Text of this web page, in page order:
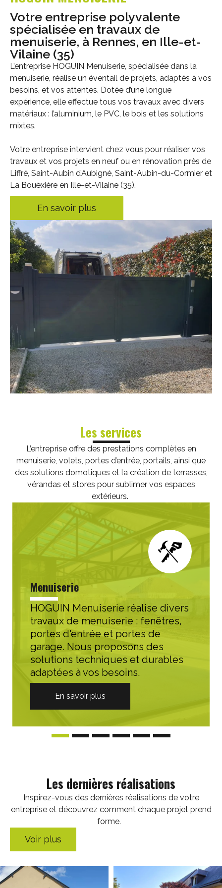
Votre entreprise polyvalente
spécialisée en travaux de
menuiserie, à Rennes, en Ille-et-
Vilaine (35)
L’entreprise HOGUIN Menuiserie, spécialisée dans la
menuiserie, réalise un éventail de projets, adaptés à vos
besoins, et vos attentes. Dotée d’une longue
expérience, elle effectue tous vos travaux avec divers
matériaux : l’aluminium, le PVC, le bois et les solutions
mixtes.
Votre entreprise intervient chez vous pour réaliser vos
travaux et vos projets en neuf ou en rénovation près de
Liffré, Saint-Aubin d’Aubigné, Saint-Aubin-du-Cormier et
La Bouëxière en Ille-et-Vilaine (35).
En savoir plus
Les services
L’entreprise offre des prestations complètes en
menuiserie, volets, portes d’entrée, portails, ainsi que
des solutions domotiques et la création de terrasses,
vérandas et stores pour sublimer vos espaces
extérieurs.
Menuiserie
HOGUIN Menuiserie réalise divers
travaux de menuiserie : fenêtres,
portes d'entrée et portes de
garage. Nous proposons des
solutions techniques et durables
adaptées à vos besoins.
En savoir plus
Les dernières réalisations
Inspirez-vous des dernières réalisations de votre
entreprise et découvrez comment chaque projet prend
forme.
Voir plus